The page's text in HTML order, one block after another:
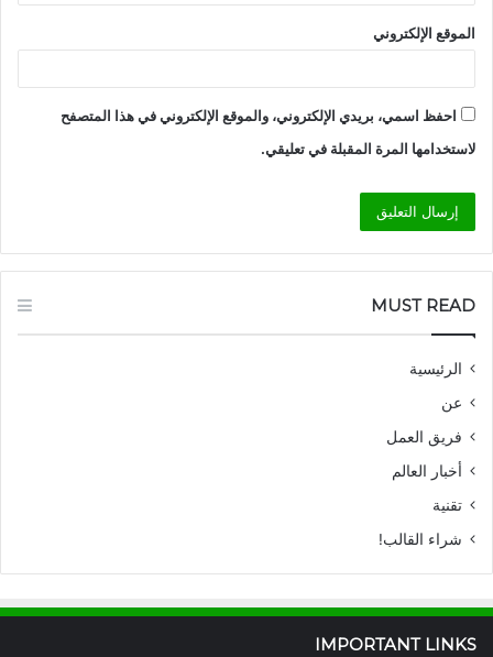
الموقع الإلكتروني
احفظ اسمي، بريدي الإلكتروني، والموقع الإلكتروني في هذا المتصفح
لاستخدامها المرة المقبلة في تعليقي.
MUST READ
الرئيسية
عن
فريق العمل
أخبار العالم
تقنية
شراء القالب!
IMPORTANT LINKS